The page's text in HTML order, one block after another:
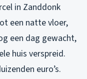
in Zanddonk
een natte vloer,
een dag gewacht,
huis verspreid.
euro’s.